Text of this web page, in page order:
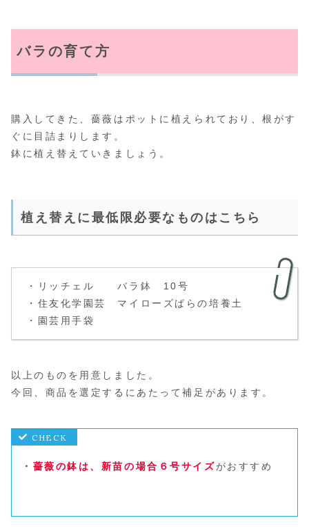
バラの育て方
購入してきた、薔薇はポットに植えられており、根がす
ぐに目詰まりします。
鉢に植え替えていきましょう。
植え替えに最低限必要なものはこちら
・リッチェル バラ鉢 10号
・住友化学園芸 マイローズばらの培養土
・園芸用手袋
以上のものを用意しました。
今回、商品を選定するにあたって補足があります。
・ 薔薇の鉢は、新苗の場合６号サイズがおすすめ